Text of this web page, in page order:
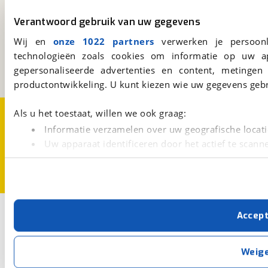
Verantwoord gebruik van uw gegevens
Wij en onze 1022 partners verwerken je
technologieën zoals cookies om informatie op
gepersonaliseerde advertenties en content,
productontwikkeling. U kunt kiezen wie uw gegevens
Als u het toestaat, willen we ook graag:
Informatie verzamelen over uw geografische
Uw apparaat identificeren door het actief te
Lees meer over hoe uw persoonlijke gegevens worden
Met cookies en vergelijkbare technieken zorgen we
cookies zorgen ervoor dat de website goed werkt.
verbeteren. We tonen je graag relevante advertenties
buiten onze website volgt – uiteraard op
privacyverklaring
. Als je weigert, plaatsen we alleen
viaBOVAG.nl
Kosterijland15
3981 AJ
Bunnik
Een initiatief van
BOVAG
Over viaBOVAG.nlDisclaimer- en Privacyverklaring